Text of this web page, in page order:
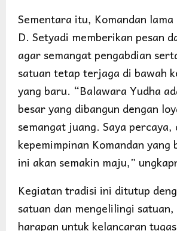
Sementara itu, Komandan
D. Setyadi memberikan pesan
agar semangat pengabdian
satuan tetap terjaga di bawah
yang baru. “Balawara Yudha
besar yang dibangun dengan
semangat juang. Saya percaya,
kepemimpinan Komandan yang
ini akan semakin maju,”
Kegiatan tradisi ini ditutup
satuan dan mengelilingi satuan,
harapan untuk kelancaran